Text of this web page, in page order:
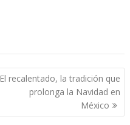
El recalentado, la tradición que
prolonga la Navidad en
México